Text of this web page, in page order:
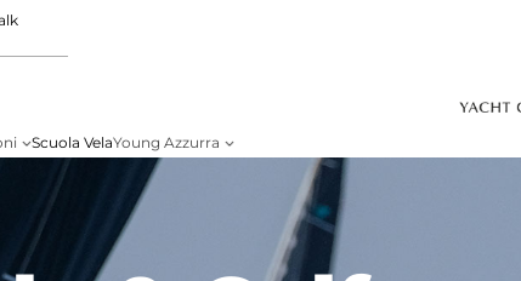
Scuola VelaYoung Azzurra